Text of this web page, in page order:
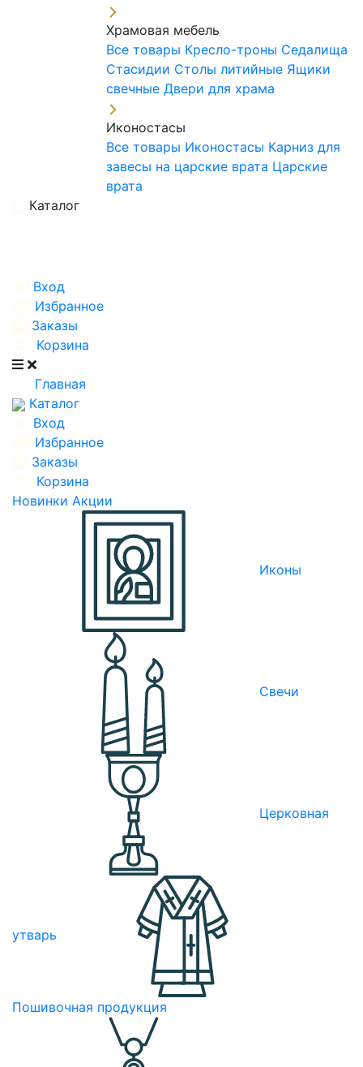
Храмовая мебель
Все товары Кресло-троны Седалища
Стасидии Столы литийные Ящики
свечные Двери для храма
Иконостасы
Все товары Иконостасы Карниз для
завесы на царские врата Царские
врата
Каталог
Вход
Избранное
Заказы
Корзина
Главная
Каталог
Вход
Избранное
Заказы
Корзина
Новинки Акции
Иконы
Свечи
Церковная
утварь
Пошивочная продукция